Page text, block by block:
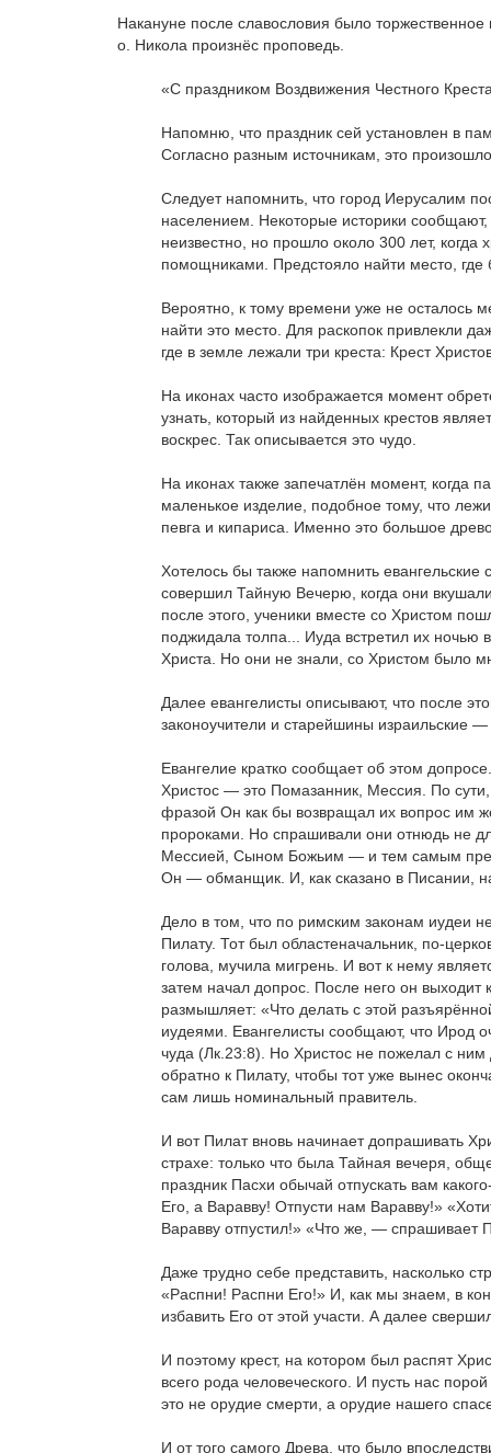
Накануне после славословия было
о. Никола произнёс проповедь.
«С праздником Воздвижения Честного
Напомню, что праздник сей установлен в
Согласно разным источникам, это
Следует напомнить, что город Иерусалим
населением. Некоторые историки
неизвестно, но прошло около 300 лет,
помощниками. Предстояло найти место, где
Вероятно, к тому времени уже не осталось
найти это место. Для раскопок привлекли
где в земле лежали три креста: Крест
На иконах часто изображается момент
узнать, который из найденных крестов
воскрес. Так описывается это чудо.
На иконах также запечатлён момент, когда
маленькое изделие, подобное тому, что
певга и кипариса. Именно это большое
Хотелось бы также напомнить
совершил Тайную Вечерю, когда они
после этого, ученики вместе со Христом
поджидала толпа... Иуда встретил их
Христа. Но они не знали, со Христом было
Далее евангелисты описывают, что после
законоучители и старейшины израильские
Евангелие кратко сообщает об этом
Христос — это Помазанник, Мессия. По
фразой Он как бы возвращал их вопрос им
пророками. Но спрашивали они отнюдь не
Мессией, Сыном Божьим — и тем самым
Он — обманщик. И, как сказано в Писании,
Дело в том, что по римским законам иудеи
Пилату. Тот был областеначальник, по-
голова, мучила мигрень. И вот к нему
затем начал допрос. После него он
размышляет: «Что делать с этой
иудеями. Евангелисты сообщают, что Ирод
чуда (Лк.23:8). Но Христос не пожелал с
обратно к Пилату, чтобы тот уже вынес
сам лишь номинальный правитель.
И вот Пилат вновь начинает допрашивать
страхе: только что была Тайная вечеря,
праздник Пасхи обычай отпускать вам
Его, а Варавву! Отпусти нам Варавву!»
Варавву отпустил!» «Что же, — спрашивает
Даже трудно себе представить, насколько
«Распни! Распни Его!» И, как мы знаем, в
избавить Его от этой участи. А далее
И поэтому крест, на котором был распят
всего рода человеческого. И пусть нас
это не орудие смерти, а орудие нашего
И от того самого Древа, что было